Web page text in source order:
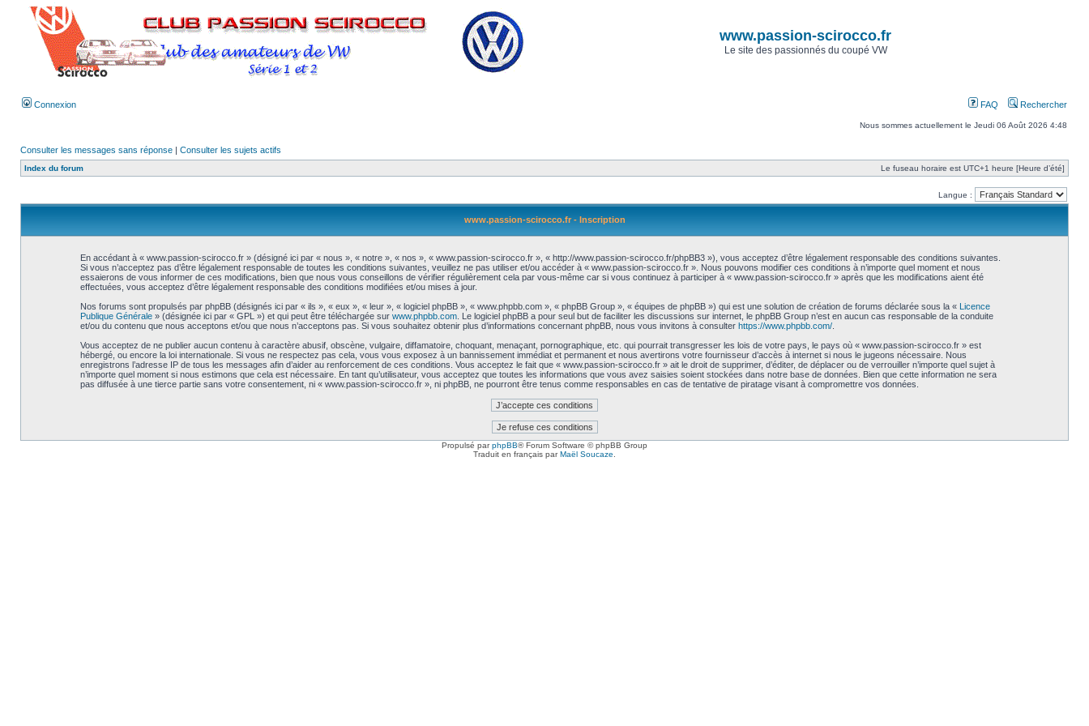
www.passion-scirocco.fr
Le site des passionnés du coupé VW
Connexion FAQ Rechercher
Nous sommes actuellement le Jeudi 06 Août 2026 4:48
Consulter les messages sans réponse | Consulter les sujets actifs
Index du forum Le fuseau horaire est UTC+1 heure [Heure d’été]
Langue :
www.passion-scirocco.fr - Inscription
En accédant à « www.passion-scirocco.fr » (désigné ici par « nous », « notre », « nos », « www.passion-scirocco.fr », « http://www.passion-scirocco.fr/phpBB3 »), vous acceptez d’être légalement responsable des conditions suivantes.
Si vous n’acceptez pas d’être légalement responsable de toutes les conditions suivantes, veuillez ne pas utiliser et/ou accéder à « www.passion-scirocco.fr ». Nous pouvons modifier ces conditions à n’importe quel moment et nous
essaierons de vous informer de ces modifications, bien que nous vous conseillons de vérifier régulièrement cela par vous-même car si vous continuez à participer à « www.passion-scirocco.fr » après que les modifications aient été
effectuées, vous acceptez d’être légalement responsable des conditions modifiées et/ou mises à jour.
Nos forums sont propulsés par phpBB (désignés ici par « ils », « eux », « leur », « logiciel phpBB », « www.phpbb.com », « phpBB Group », « équipes de phpBB ») qui est une solution de création de forums déclarée sous la « Licence
Publique Générale» (désignée ici par « GPL ») et qui peut être téléchargée sur www.phpbb.com. Le logiciel phpBB a pour seul but de faciliter les discussions sur internet, le phpBB Group n’est en aucun cas responsable de la conduite
et/ou du contenu que nous acceptons et/ou que nous n’acceptons pas. Si vous souhaitez obtenir plus d’informations concernant phpBB, nous vous invitons à consulter https://www.phpbb.com/.
Vous acceptez de ne publier aucun contenu à caractère abusif, obscène, vulgaire, diffamatoire, choquant, menaçant, pornographique, etc. qui pourrait transgresser les lois de votre pays, le pays où « www.passion-scirocco.fr » est
hébergé, ou encore la loi internationale. Si vous ne respectez pas cela, vous vous exposez à un bannissement immédiat et permanent et nous avertirons votre fournisseur d’accès à internet si nous le jugeons nécessaire. Nous
enregistrons l’adresse IP de tous les messages afin d’aider au renforcement de ces conditions. Vous acceptez le fait que « www.passion-scirocco.fr » ait le droit de supprimer, d’éditer, de déplacer ou de verrouiller n’importe quel sujet à
n’importe quel moment si nous estimons que cela est nécessaire. En tant qu’utilisateur, vous acceptez que toutes les informations que vous avez saisies soient stockées dans notre base de données. Bien que cette information ne sera
pas diffusée à une tierce partie sans votre consentement, ni « www.passion-scirocco.fr », ni phpBB, ne pourront être tenus comme responsables en cas de tentative de piratage visant à compromettre vos données.
Propulsé parphpBB® Forum Software © phpBB Group
Traduit en français parMaël Soucaze